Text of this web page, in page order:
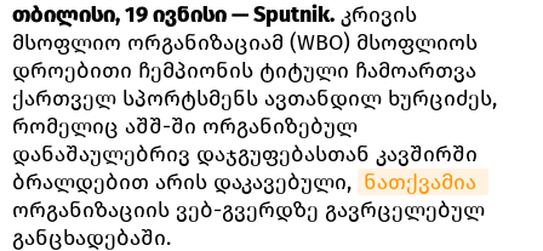
თბილისი, 19 ივნისი — Sputnik. კრივის
მსოფლიო ორგანიზაციამ (WBO) მსოფლიოს
დროებითი ჩემპიონის ტიტული ჩამოართვა
ქართველ სპორტსმენს ავთანდილ ხურციძეს,
რომელიც აშშ-ში ორგანიზებულ
დანაშაულებრივ დაჯგუფებასთან კავშირში
ბრალდებით არის დაკავებული,
ორგანიზაციის ვებ-გვერდზე გავრცელებულ
განცხადებაში.